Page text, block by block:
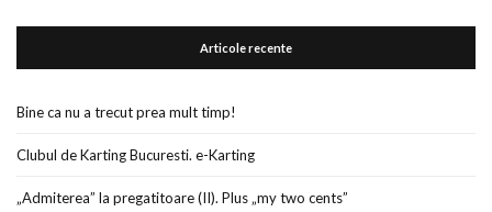
Articole recente
Bine ca nu a trecut prea mult timp!
Clubul de Karting Bucuresti. e-Karting
„Admiterea” la pregatitoare (II). Plus „my two cents”